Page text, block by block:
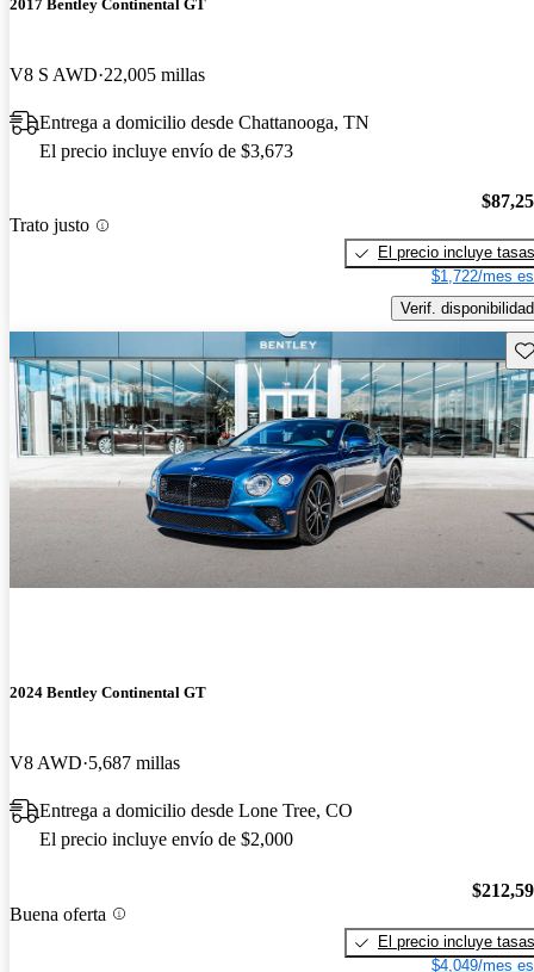
2017 Bentley Continental GT
V8 S AWD 22,005 millas
Entrega a domicilio desde Chattanooga, TN
El precio incluye envío de $3,673
Trato justo
El precio incluye tasas
$1,722/mes
Verif. disponibilidad
2024 Bentley Continental GT
V8 AWD 5,687 millas
Entrega a domicilio desde Lone Tree, CO
El precio incluye envío de $2,000
Buena oferta
El precio incluye tasas
$4,049/mes